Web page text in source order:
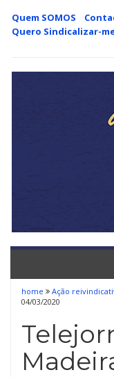
Skip
content
Quem SOMOS
Quero Sindicalizar-
home Ação
04/03/2020